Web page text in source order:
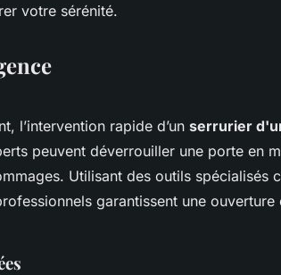
votre sérénité.
l’intervention rapide d’un serrurier
peuvent déverrouiller une porte en
Utilisant des outils spécialisés
garantissent une ouverture